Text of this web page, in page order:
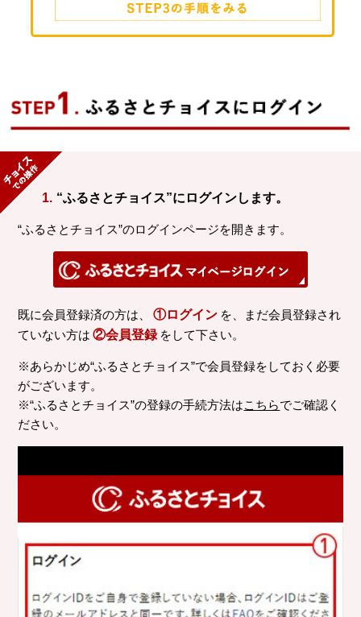
1. “ふるさとチョイス”にログインします。
“ふるさとチョイス”のログインページを開きます。
既に会員登録済の方は、 ①ログイン を、まだ会員登録され
ていない方は ②会員登録 をして下さい。
※あらかじめ“ふるさとチョイス”で会員登録をしておく必要
がございます。
※“ふるさとチョイス”の登録の手続方法はこちらでご確認く
ださい。